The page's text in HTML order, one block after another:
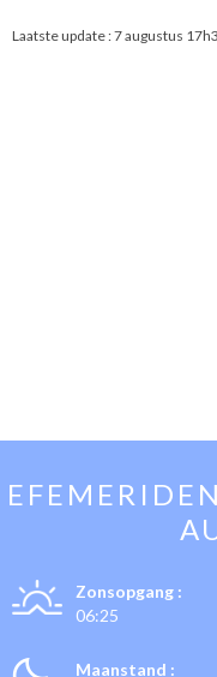
Laatste update :7 augustus
Zonsopgang :
06:25
Maanstand :